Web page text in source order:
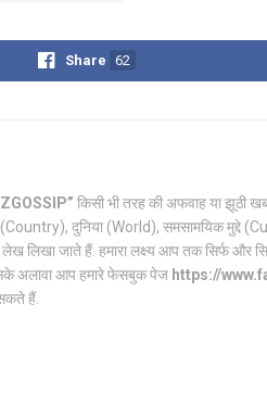
Share 62
किसी भी तरह की अफवाह या झूठी
दुनिया (World), समसामयिक
जाते हैं. हमारा लक्ष्य आप तक सिर्फ और
अलावा आप हमारे फेसबुक पेज https://
हैं.